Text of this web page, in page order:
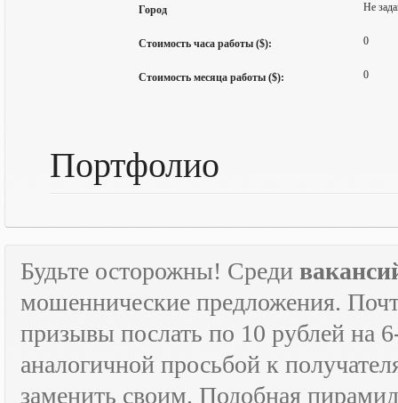
Город Не
Стоимость часа работы ($): 0
Стоимость месяца работы ($): 0
Портфолио
Будьте осторожны! Среди
мошеннические предложения.
призывы послать по 10 рублей на
аналогичной просьбой к
заменить своим. Подобная